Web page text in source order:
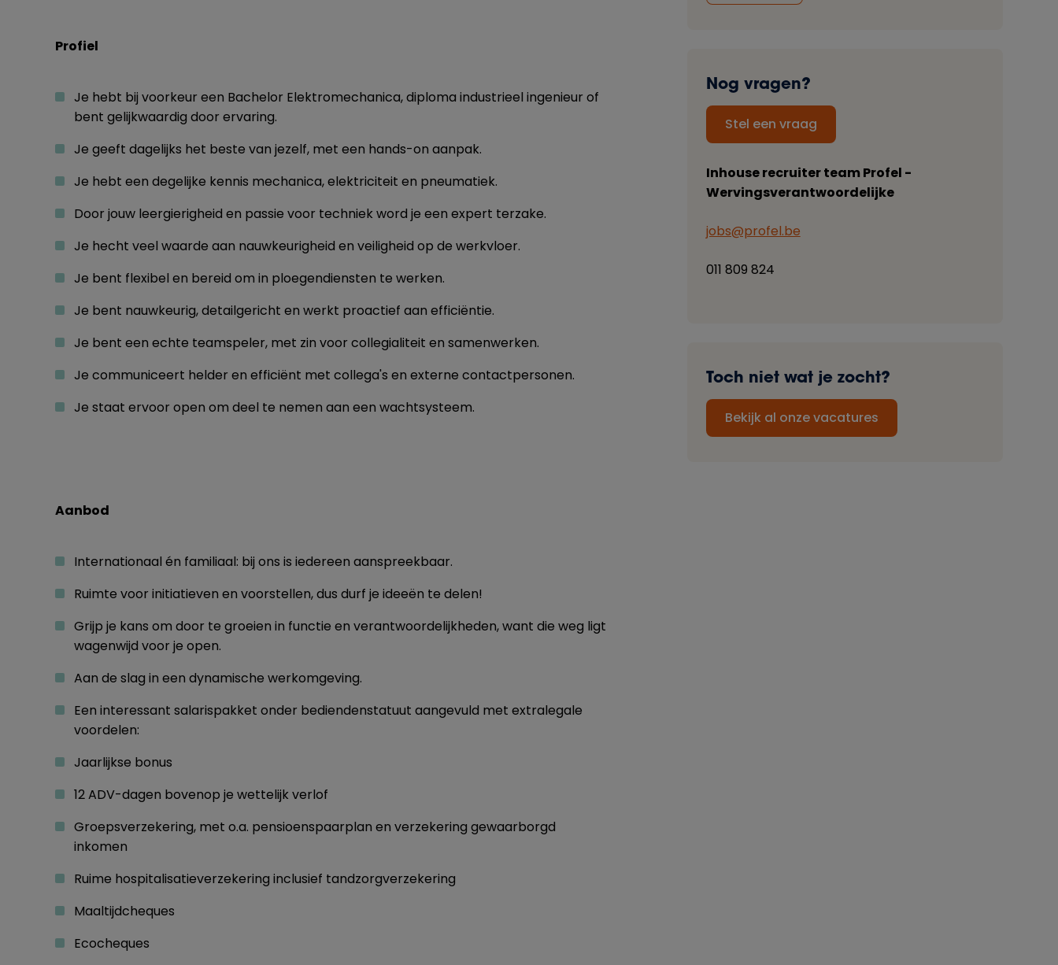
Profiel
Je hebt bij voorkeur een Bachelor Elektromechanica, diploma industrieel ingenieur of
bent gelijkwaardig door ervaring.
Je geeft dagelijks het beste van jezelf, met een hands-on aanpak.
Je hebt een degelijke kennis mechanica, elektriciteit en pneumatiek.
Door jouw leergierigheid en passie voor techniek word je een expert terzake.
Je hecht veel waarde aan nauwkeurigheid en veiligheid op de werkvloer.
Je bent flexibel en bereid om in ploegendiensten te werken.
Je bent nauwkeurig, detailgericht en werkt proactief aan efficiëntie.
Je bent een echte teamspeler, met zin voor collegialiteit en samenwerken.
Je communiceert helder en efficiënt met collega's en externe contactpersonen.
Je staat ervoor open om deel te nemen aan een wachtsysteem.
Aanbod
Internationaal én familiaal: bij ons is iedereen aanspreekbaar.
Ruimte voor initiatieven en voorstellen, dus durf je ideeën te delen!
Grijp je kans om door te groeien in functie en verantwoordelijkheden, want die weg ligt
wagenwijd voor je open.
Aan de slag in een dynamische werkomgeving.
Een interessant salarispakket onder bediendenstatuut aangevuld met extralegale
voordelen:
Jaarlijkse bonus
12 ADV-dagen bovenop je wettelijk verlof
Groepsverzekering, met o.a. pensioenspaarplan en verzekering gewaarborgd
inkomen
Ruime hospitalisatieverzekering inclusief tandzorgverzekering
Maaltijdcheques
Ecocheques
Nog vragen?
Stel een vraag
Inhouse recruiter team Profel -
Wervingsverantwoordelijke
jobs@profel.be
011 809 824
Toch niet wat je zocht?
Bekijk al onze vacatures